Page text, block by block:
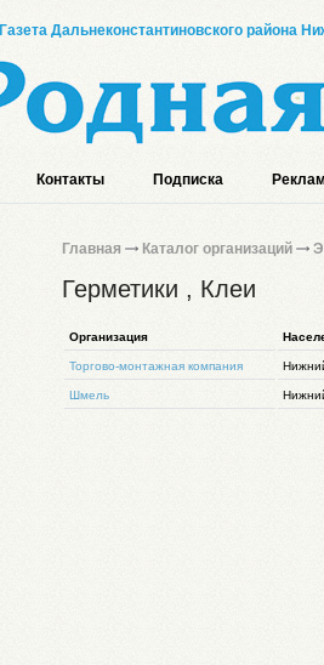
Газета Дальнеконстантиновского района
Контакты Подписка
Главная Каталог организаций
Герметики , Клеи
Организация
Торгово-монтажная компания
Шмель